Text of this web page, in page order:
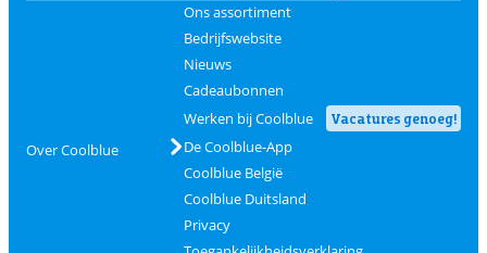
Over Coolblue
Ons assortiment
Bedrijfswebsite
Nieuws
Cadeaubonnen
Werken bij Coolblue
Vacatures genoeg!
De Coolblue-App
Coolblue België
Coolblue Duitsland
Privacy